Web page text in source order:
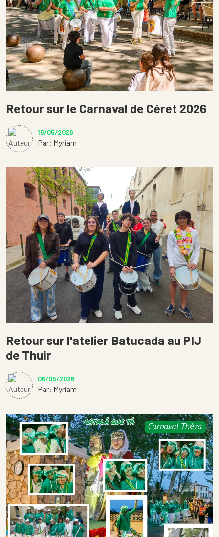
Retour sur le Carnaval de Céret 2026
15/05/2026
Par: Myriam
Retour sur l'atelier Batucada au PIJ
de Thuir
06/05/2026
Par: Myriam